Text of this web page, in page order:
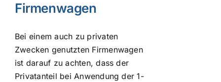
Firmenwagen
Bei einem auch zu privaten
Zwecken genutzten Firmenwagen
ist darauf zu achten, dass der
Privatanteil bei Anwendung der 1-